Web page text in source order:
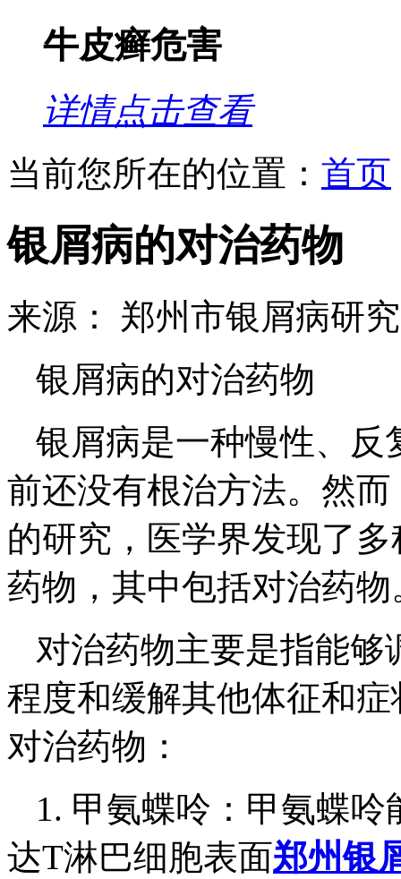
牛皮癣危害
详情点击查看
当前您所在的位置： 首页
银屑病的对治药物
来源： 郑州市银屑病研
银屑病的对治药物
银屑病是一种慢性、反
前还没有根治方法。然
的研究，医学界发现了
药物，其中包括对治药物
对治药物主要是指能
程度和缓解其他体征和
对治药物：
1. 甲氨蝶呤：甲氨蝶
达T淋巴细胞表面郑州银